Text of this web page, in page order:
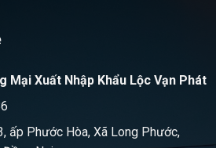
Mại Xuất Nhập Khẩu Lộc Vạn Phát
ấp Phước Hòa, Xã Long Phước,